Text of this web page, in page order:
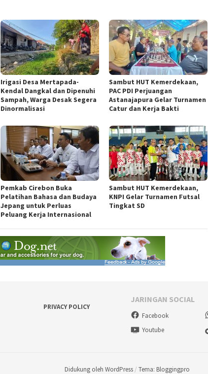
Irigasi Desa Mertapada-
Kendal Dangkal dan Dipenuhi
Sampah, Warga Desak Segera
Dinormalisasi
Sambut HUT Kemerdekaan,
PAC PDI Perjuangan
Astanajapura Gelar Turnamen
Catur dan Kerja Bakti
Pemkab Cirebon Buka
Pelatihan Bahasa dan Budaya
Jepang untuk Perluas
Peluang Kerja Internasional
Sambut HUT Kemerdekaan,
KNPI Gelar Turnamen Futsal
Tingkat SD
PRIVACY POLICY
JARINGAN SOCIAL
Facebook
Youtube
Didukung oleh WordPress / Tema: Bloggingpro